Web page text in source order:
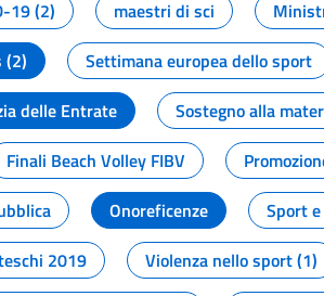
19 (2) maestri di sci
(2) Settimana europea dello sport
delle Entrate
Sostegno alla
Finali Beach Volley FIBV
Onoreficenze
Sport
2019
Violenza nello sport (1)